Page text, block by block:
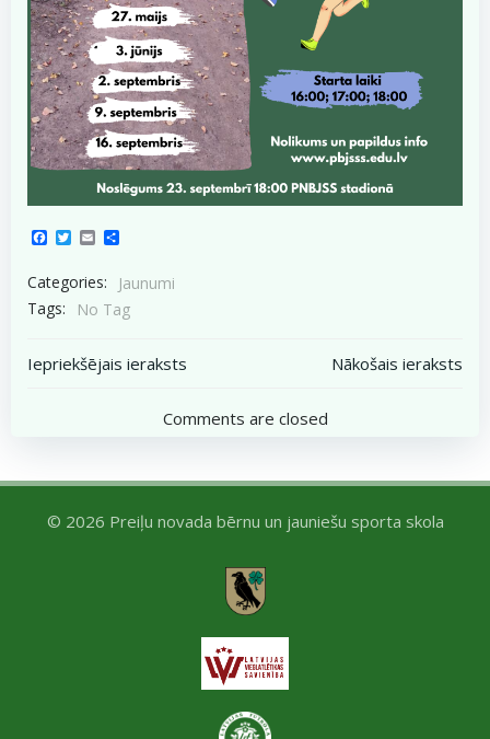
Facebook
Twitter
Email
Categories:
Jaunumi
Tags:
No Tag
Post
navigation
Iepriekšējais ieraksts
navigation
Nākošais ieraksts
Comments are closed
© 2026 Preiļu novada bērnu un jauniešu sporta skola